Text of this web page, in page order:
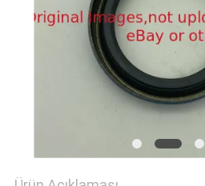
SITE
HARITASI